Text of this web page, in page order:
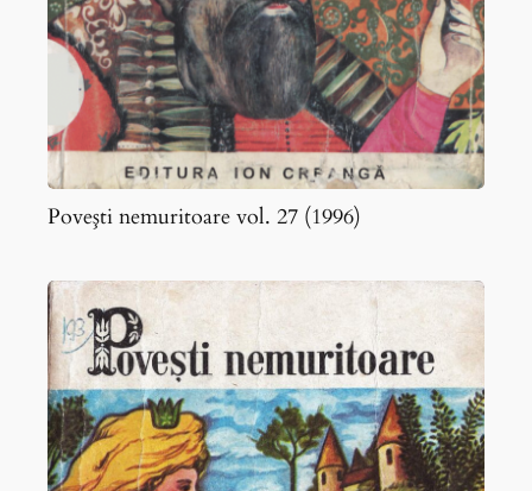
Poveşti nemuritoare vol. 27 (1996)
Poveşti
nemuritoare
vol.
27
(1986)